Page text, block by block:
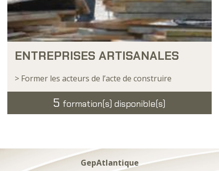
ENTREPRISES ARTISANALES
> Former les acteurs de l’acte de construire
5 formation(s) disponible(s)
GepAtlantique